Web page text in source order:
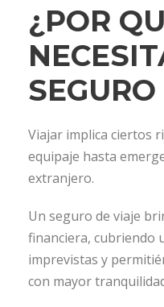
¿POR
Viajar implica ciertos
equipaje hasta
extranjero.
Un seguro de viaje
financiera, cubriendo
imprevistas y
con mayor